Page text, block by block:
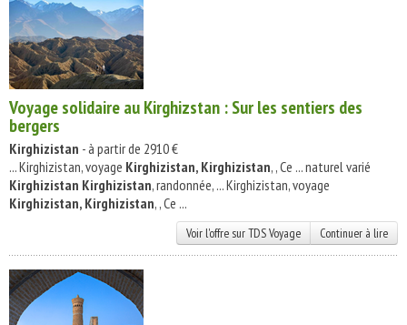
Voyage solidaire au Kirghizstan : Sur les sentiers des
bergers
Kirghizistan - à partir de 2910 €
... Kirghizistan, voyage Kirghizistan, Kirghizistan, , Ce ... naturel varié
Kirghizistan Kirghizistan, randonnée, ... Kirghizistan, voyage
Kirghizistan, Kirghizistan, , Ce ...
Voir l'offre sur TDS Voyage Continuer à lire